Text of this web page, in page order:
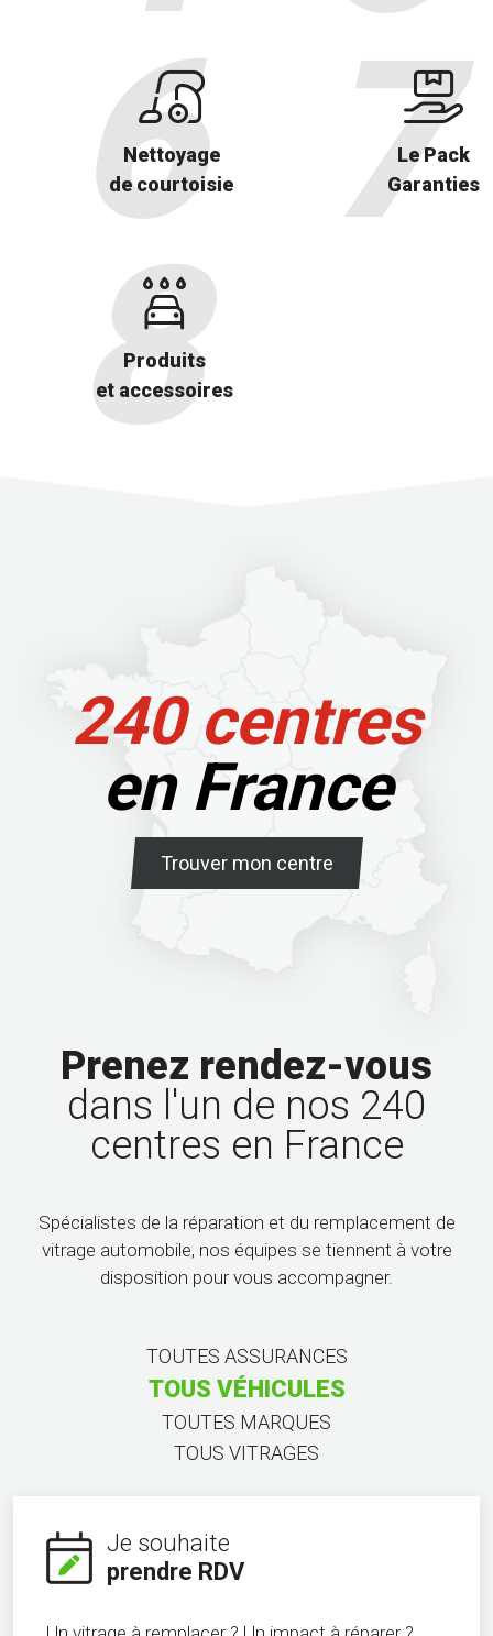
Nettoyage
de courtoisie
Le Pack
Garanties
Produits
et accessoires
240 centres
en France
Trouver mon centre
Prenez rendez-vous
dans l'un de nos 240
centres en France
Spécialistes de la réparation et du remplacement de
vitrage automobile, nos équipes se tiennent à votre
disposition pour vous accompagner.
TOUTES ASSURANCES
TOUS VÉHICULES
TOUTES MARQUES
TOUS VITRAGES
Je souhaite
prendre RDV